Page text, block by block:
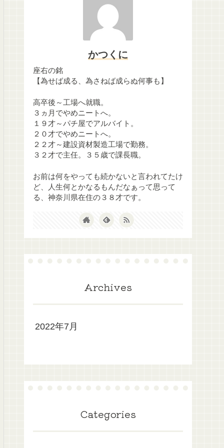
かつくに
座右の銘
【為せば成る、為さねば成らぬ何事も】
高卒後～工場へ就職。
３ヵ月でやめニートへ。
１９才～パチ屋でアルバイト。
２０才でやめニートへ。
２２才～建設資材製造工場で勤務。
３２才で主任。３５歳で課長職。
お前は何をやっても続かないと言われてたけ
ど、人生何とかなるもんだなぁって思って
る、神奈川県在住の３８才です。
Archives
2022年7月
Categories